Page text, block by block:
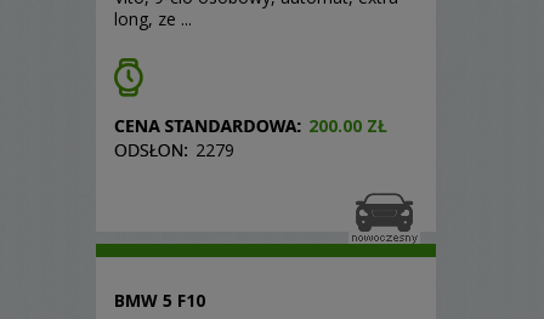
long, ze ...
200.00 ZŁ
2279
BMW 5 F10